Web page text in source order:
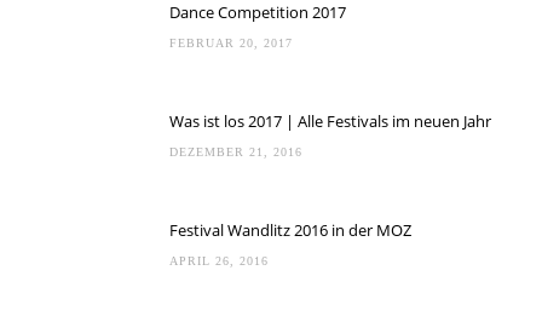
Dance Competition 2017
FEBRUAR 20, 2017
Was ist los 2017 | Alle Festivals im neuen Jahr
DEZEMBER 21, 2016
Festival Wandlitz 2016 in der MOZ
APRIL 26, 2016